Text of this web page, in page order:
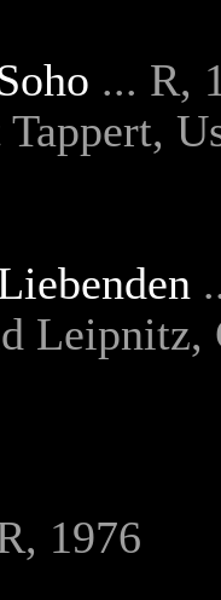
... R,
Tappert,
Leipnitz,
1976